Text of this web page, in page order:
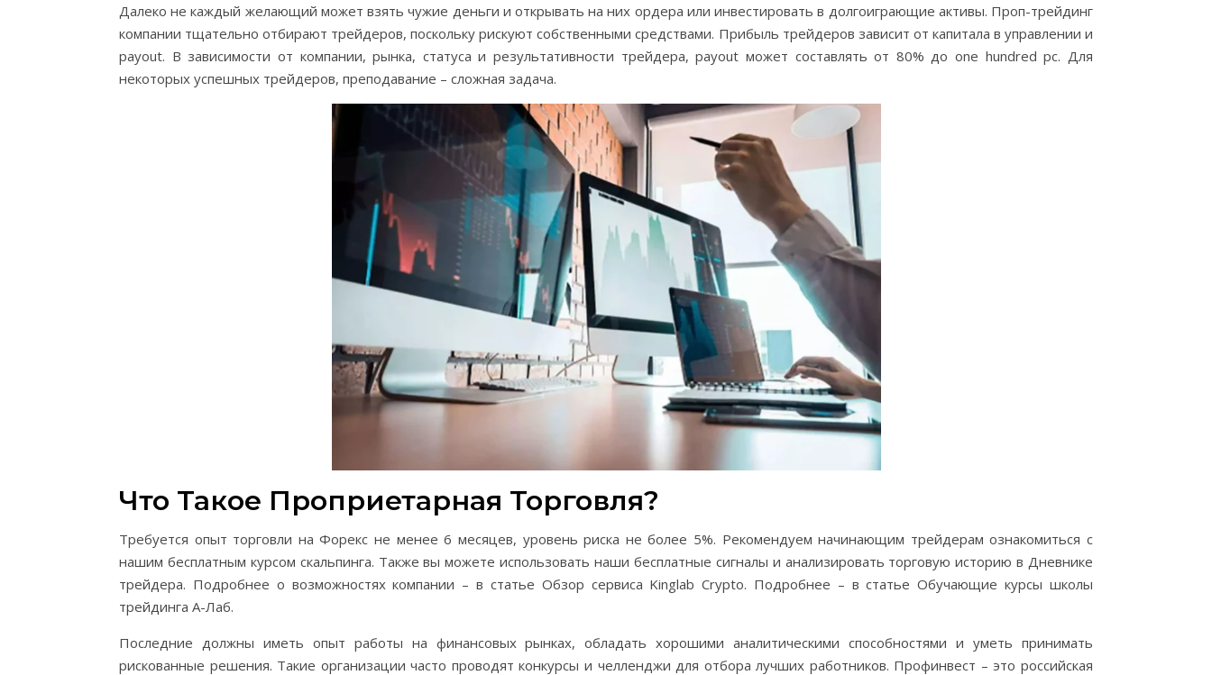
Далеко не каждый желающий может взять чужие деньги и открывать на них ордера или инвестировать в долгоиграющие активы. Проп-трейдинг
компании тщательно отбирают трейдеров, поскольку рискуют собственными средствами. Прибыль трейдеров зависит от капитала в управлении и
payout. В зависимости от компании, рынка, статуса и результативности трейдера, payout может составлять от 80% до one hundred pc. Для
некоторых успешных трейдеров, преподавание – сложная задача.
Что Такое Проприетарная Торговля?
Требуется опыт торговли на Форекс не менее 6 месяцев, уровень риска не более 5%. Рекомендуем начинающим трейдерам ознакомиться с
нашим бесплатным курсом скальпинга. Также вы можете использовать наши бесплатные сигналы и анализировать торговую историю в Дневнике
трейдера. Подробнее о возможностях компании – в статье Обзор сервиса Kinglab Crypto. Подробнее – в статье Обучающие курсы школы
трейдинга А-Лаб.
Последние должны иметь опыт работы на финансовых рынках, обладать хорошими аналитическими способностями и уметь принимать
рискованные решения. Такие организации часто проводят конкурсы и челленджи для отбора лучших работников. Профинвест – это российская